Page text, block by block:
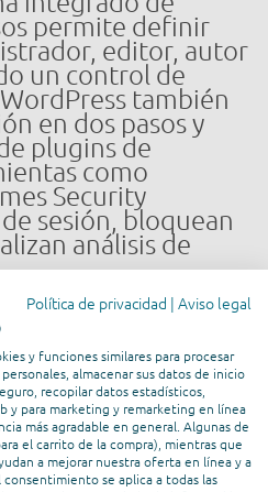
permite definir
editor, autor
un control de
también
en dos pasos y
plugins de
como
Security
sesión, bloquean
análisis de
a la colaboración,
ofrece las
en bandeja
pueden editarse
usuarios
el acceso de los
fácilmente
o User Role
Política de privacidad | Aviso legal
y funciones similares para procesar
almacenar sus datos de inicio
recopilar datos estadísticos,
y para marketing y remarketing en línea
más agradable en general. Algunas de
el carrito de la compra), mientras que
a mejorar nuestra oferta en línea y a
se aplica a todas las